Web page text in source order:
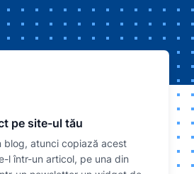
pe site-ul tău
blog, atunci copiază acest
l într-un articol, pe una din